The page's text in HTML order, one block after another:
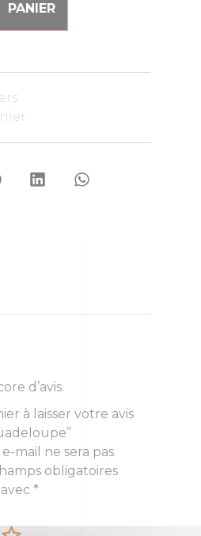
d’avis.
à laisser votre avis
mail ne sera pas
obligatoires
*